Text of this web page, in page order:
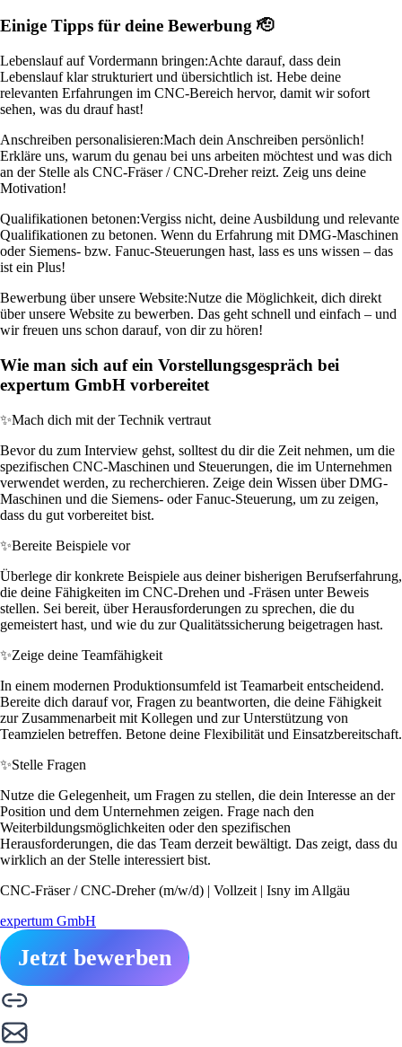
Einige Tipps für deine Bewerbung 🫡
Lebenslauf auf Vordermann bringen:Achte darauf, dass dein
Lebenslauf klar strukturiert und übersichtlich ist. Hebe deine
relevanten Erfahrungen im CNC-Bereich hervor, damit wir sofort
sehen, was du drauf hast!
Anschreiben personalisieren:Mach dein Anschreiben persönlich!
Erkläre uns, warum du genau bei uns arbeiten möchtest und was dich
an der Stelle als CNC-Fräser / CNC-Dreher reizt. Zeig uns deine
Motivation!
Qualifikationen betonen:Vergiss nicht, deine Ausbildung und relevante
Qualifikationen zu betonen. Wenn du Erfahrung mit DMG-Maschinen
oder Siemens- bzw. Fanuc-Steuerungen hast, lass es uns wissen – das
ist ein Plus!
Bewerbung über unsere Website:Nutze die Möglichkeit, dich direkt
über unsere Website zu bewerben. Das geht schnell und einfach – und
wir freuen uns schon darauf, von dir zu hören!
Wie man sich auf ein Vorstellungsgespräch bei
expertum GmbH vorbereitet
✨Mach dich mit der Technik vertraut
Bevor du zum Interview gehst, solltest du dir die Zeit nehmen, um die
spezifischen CNC-Maschinen und Steuerungen, die im Unternehmen
verwendet werden, zu recherchieren. Zeige dein Wissen über DMG-
Maschinen und die Siemens- oder Fanuc-Steuerung, um zu zeigen,
dass du gut vorbereitet bist.
✨Bereite Beispiele vor
Überlege dir konkrete Beispiele aus deiner bisherigen Berufserfahrung,
die deine Fähigkeiten im CNC-Drehen und -Fräsen unter Beweis
stellen. Sei bereit, über Herausforderungen zu sprechen, die du
gemeistert hast, und wie du zur Qualitätssicherung beigetragen hast.
✨Zeige deine Teamfähigkeit
In einem modernen Produktionsumfeld ist Teamarbeit entscheidend.
Bereite dich darauf vor, Fragen zu beantworten, die deine Fähigkeit
zur Zusammenarbeit mit Kollegen und zur Unterstützung von
Teamzielen betreffen. Betone deine Flexibilität und Einsatzbereitschaft.
✨Stelle Fragen
Nutze die Gelegenheit, um Fragen zu stellen, die dein Interesse an der
Position und dem Unternehmen zeigen. Frage nach den
Weiterbildungsmöglichkeiten oder den spezifischen
Herausforderungen, die das Team derzeit bewältigt. Das zeigt, dass du
wirklich an der Stelle interessiert bist.
CNC-Fräser / CNC-Dreher (m/w/d) | Vollzeit | Isny im Allgäu
expertum GmbH
Jetzt bewerben